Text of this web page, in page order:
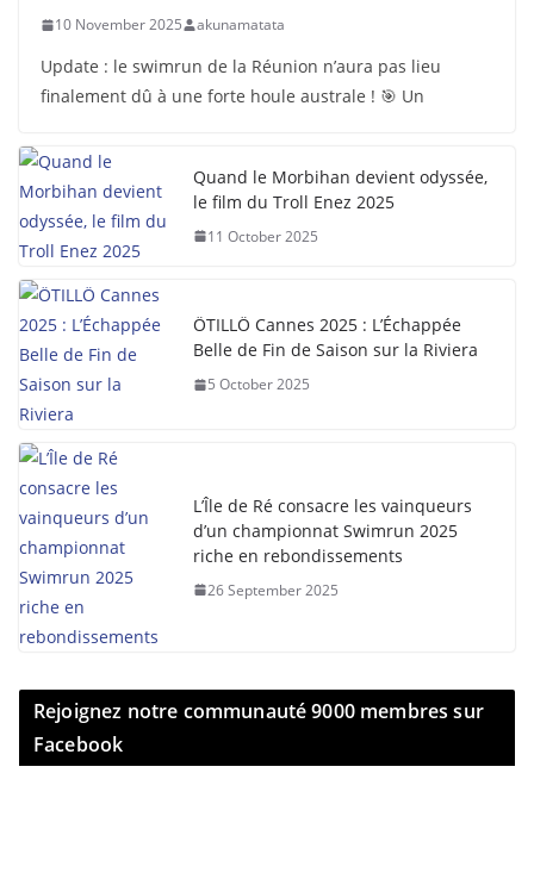
10 November 2025 akunamatata
Update : le swimrun de la Réunion n’aura pas lieu
finalement dû à une forte houle australe ! 🎯 Un
Quand le Morbihan devient odyssée,
le film du Troll Enez 2025
11 October 2025
ÖTILLÖ Cannes 2025 : L’Échappée
Belle de Fin de Saison sur la Riviera
5 October 2025
L’Île de Ré consacre les vainqueurs
d’un championnat Swimrun 2025
riche en rebondissements
26 September 2025
Rejoignez notre communauté 9000 membres sur
Facebook